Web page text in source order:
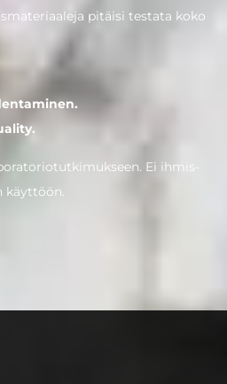
pitäisi testata koko
Ei ihmis-
käyttöön.